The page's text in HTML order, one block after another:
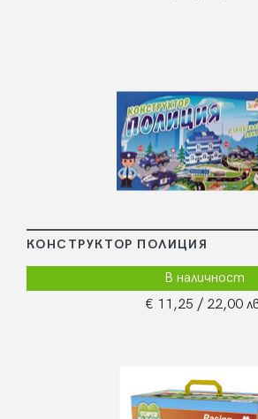
КОНСТРУКТОР ПОЛИЦИЯ
В наличност
€ 11,25 / 22,00